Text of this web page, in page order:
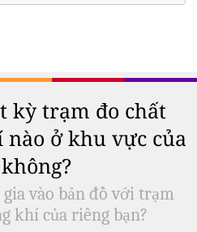
kỳ trạm đo chất
ở khu vực của
vào bản đồ với trạm
khí của riêng bạn?